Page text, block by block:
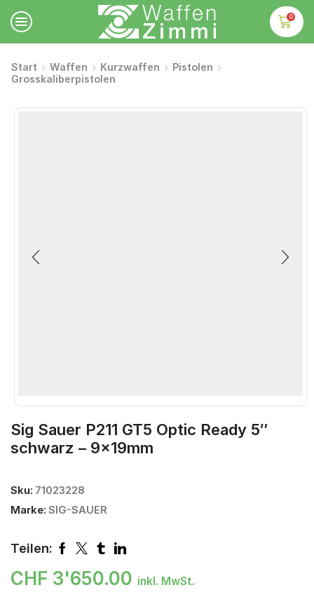
0
Start Waffen Kurzwaffen
Pistolen
Grosskaliberpistolen
Sig Sauer P211 GT5 Optic Ready 5″
schwarz – 9x19mm
Sku: 71023228
Marke: SIG-SAUER
Teilen:
CHF 3'650.00 inkl. MwSt.